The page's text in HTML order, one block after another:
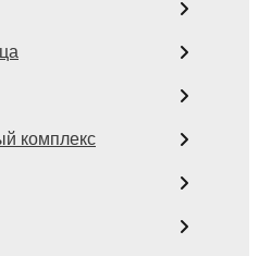
комплекс